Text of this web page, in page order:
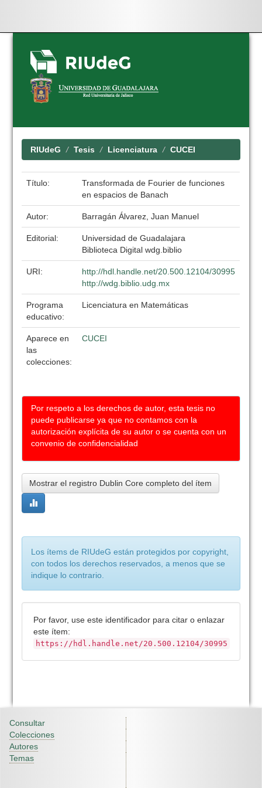
Skip
navigation
RIUdeG Tesis Licenciatura CUCEI
Título:
Transformada de Fourier de funciones
en espacios de Banach
Autor: Barragán Álvarez, Juan Manuel
Editorial:
Universidad de Guadalajara
Biblioteca Digital wdg.biblio
URI:
http://hdl.handle.net/20.500.12104/30995
http://wdg.biblio.udg.mx
Programa
educativo:
Licenciatura en Matemáticas
Aparece en
las
colecciones:
CUCEI
Por respeto a los derechos de autor, esta tesis no
puede publicarse ya que no contamos con la
autorización explícita de su autor o se cuenta con un
convenio de confidencialidad
Mostrar el registro Dublin Core completo del ítem
Los ítems de RIUdeG están protegidos por copyright,
con todos los derechos reservados, a menos que se
indique lo contrario.
Por favor, use este identificador para citar o enlazar
este ítem:
https://hdl.handle.net/20.500.12104/30995
Consultar
Colecciones
Autores
Temas